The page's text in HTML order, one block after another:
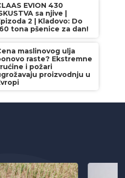
EVION 430
sa njive |
2 | Kladovo: Do
tona pšenice za dan!
maslinovog ulja
raste? Ekstremne
i požari
proizvodnju u